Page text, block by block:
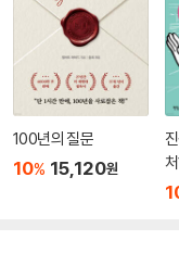
100년의 질문
10% 15,120원